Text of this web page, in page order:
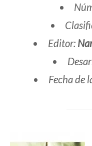
Editor:
Fecha de